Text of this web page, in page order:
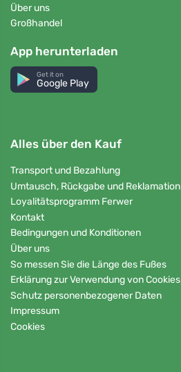
Über uns
Großhandel
App herunterladen
Get it on
Google Play
Alles über den Kauf
Transport und Bezahlung
Umtausch, Rückgabe und Reklamation
Loyalitätsprogramm Ferwer
Kontakt
Bedingungen und Konditionen
Über uns
So messen Sie die Länge des Fußes
Erklärung zur Verwendung von Cookies
Schutz personenbezogener Daten
Impressum
Cookies